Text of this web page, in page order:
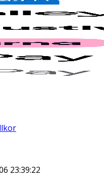
23:39:22